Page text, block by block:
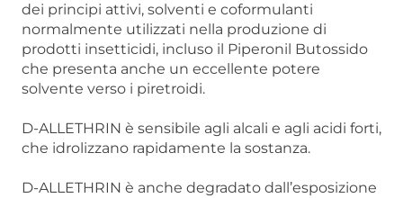
dei principi attivi, solventi e coformulanti
normalmente utilizzati nella produzione di
prodotti insetticidi, incluso il Piperonil Butossido
che presenta anche un eccellente potere
solvente verso i piretroidi.
D-ALLETHRIN è sensibile agli alcali e agli acidi forti,
che idrolizzano rapidamente la sostanza.
D-ALLETHRIN è anche degradato dall’esposizione